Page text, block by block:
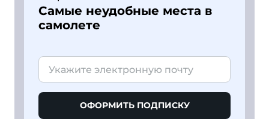
Самые неудобные места в
самолете
ОФОРМИТЬ ПОДПИСКУ